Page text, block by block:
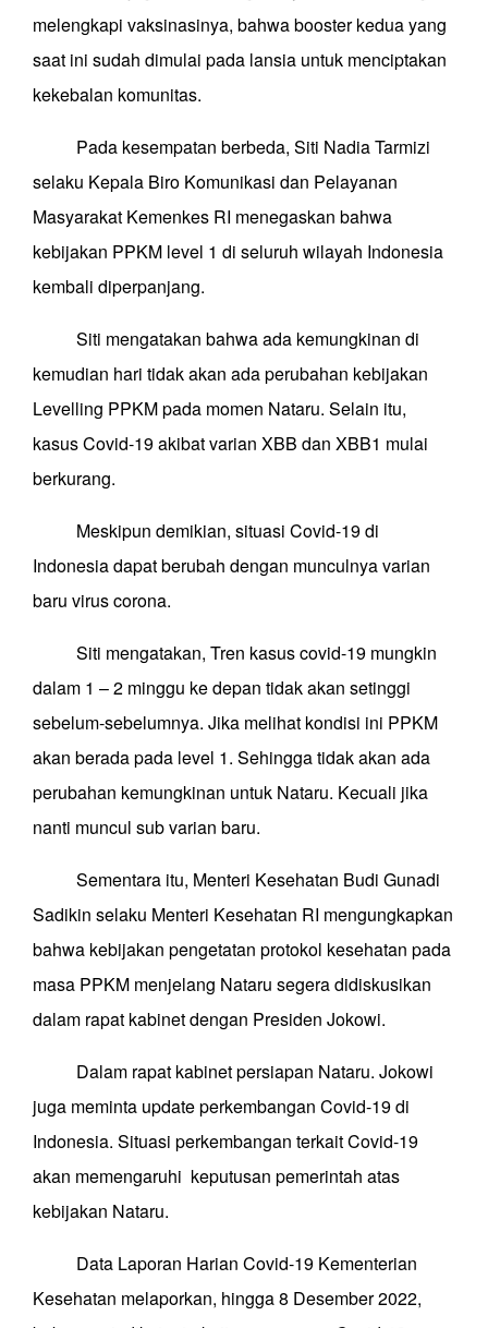
melengkapi vaksinasinya, bahwa booster kedua yang
saat ini sudah dimulai pada lansia untuk menciptakan
kekebalan komunitas.
Pada kesempatan berbeda, Siti Nadia Tarmizi
selaku Kepala Biro Komunikasi dan Pelayanan
Masyarakat Kemenkes RI menegaskan bahwa
kebijakan PPKM level 1 di seluruh wilayah Indonesia
kembali diperpanjang.
Siti mengatakan bahwa ada kemungkinan di
kemudian hari tidak akan ada perubahan kebijakan
Levelling PPKM pada momen Nataru. Selain itu,
kasus Covid-19 akibat varian XBB dan XBB1 mulai
berkurang.
Meskipun demikian, situasi Covid-19 di
Indonesia dapat berubah dengan munculnya varian
baru virus corona.
Siti mengatakan, Tren kasus covid-19 mungkin
dalam 1 – 2 minggu ke depan tidak akan setinggi
sebelum-sebelumnya. Jika melihat kondisi ini PPKM
akan berada pada level 1. Sehingga tidak akan ada
perubahan kemungkinan untuk Nataru. Kecuali jika
nanti muncul sub varian baru.
Sementara itu, Menteri Kesehatan Budi Gunadi
Sadikin selaku Menteri Kesehatan RI mengungkapkan
bahwa kebijakan pengetatan protokol kesehatan pada
masa PPKM menjelang Nataru segera didiskusikan
dalam rapat kabinet dengan Presiden Jokowi.
Dalam rapat kabinet persiapan Nataru. Jokowi
juga meminta update perkembangan Covid-19 di
Indonesia. Situasi perkembangan terkait Covid-19
akan memengaruhi keputusan pemerintah atas
kebijakan Nataru.
Data Laporan Harian Covid-19 Kementerian
Kesehatan melaporkan, hingga 8 Desember 2022,